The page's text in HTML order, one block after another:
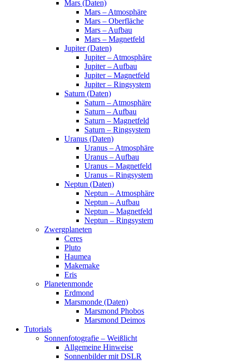
Mars (Daten)
Mars – Atmosphäre
Mars – Oberfläche
Mars – Aufbau
Mars – Magnetfeld
Jupiter (Daten)
Jupiter – Atmosphäre
Jupiter – Aufbau
Jupiter – Magnetfeld
Jupiter – Ringsystem
Saturn (Daten)
Saturn – Atmosphäre
Saturn – Aufbau
Saturn – Magnetfeld
Saturn – Ringsystem
Uranus (Daten)
Uranus – Atmosphäre
Uranus – Aufbau
Uranus – Magnetfeld
Uranus – Ringsystem
Neptun (Daten)
Neptun – Atmosphäre
Neptun – Aufbau
Neptun – Magnetfeld
Neptun – Ringsystem
Zwergplaneten
Ceres
Pluto
Haumea
Makemake
Eris
Planetenmonde
Erdmond
Marsmonde (Daten)
Marsmond Phobos
Marsmond Deimos
Tutorials
Sonnenfotografie – Weißlicht
Allgemeine Hinweise
Sonnenbilder mit DSLR